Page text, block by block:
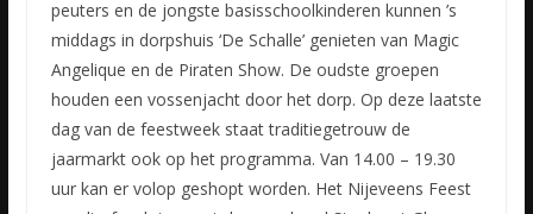
peuters en de jongste basisschoolkinderen kunnen ’s
middags in dorpshuis ‘De Schalle’ genieten van Magic
Angelique en de Piraten Show. De oudste groepen
houden een vossenjacht door het dorp. Op deze laatste
dag van de feestweek staat traditiegetrouw de
jaarmarkt ook op het programma. Van 14.00 – 19.30
uur kan er volop geshopt worden. Het Nijeveens Feest